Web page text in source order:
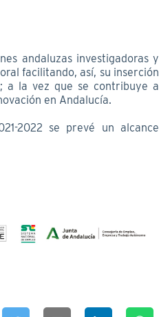
andaluzas investigadoras y
facilitando, así, su inserción
a la vez que se contribuye a
en Andalucía.
2022 se prevé un alcance